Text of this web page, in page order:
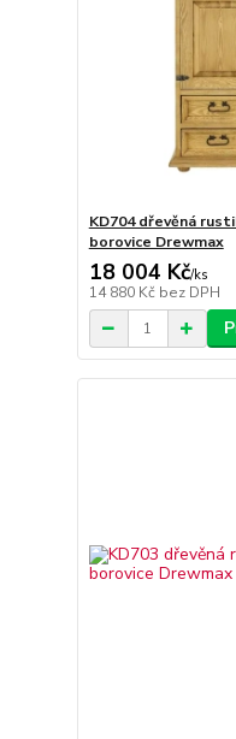
KD704 dřevěná
borovice Drewmax
18 004 Kč/ks
14 880 Kč bez DPH